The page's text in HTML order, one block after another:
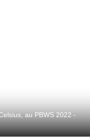
au PBWS 2022 -